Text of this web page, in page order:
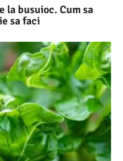
la busuioc. Cum sa
sa faci